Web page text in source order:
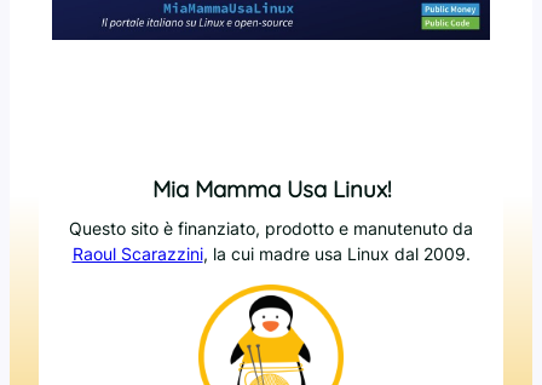
Mia Mamma Usa Linux!
Questo sito è finanziato, prodotto e manutenuto da
Raoul Scarazzini, la cui madre usa Linux dal 2009.